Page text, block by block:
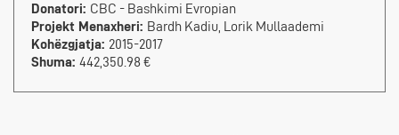
Donatori: CBC - Bashkimi Evropian
Projekt Menaxheri: Bardh Kadiu, Lorik Mullaademi
Kohëzgjatja: 2015-2017
Shuma: 442,350.98 €